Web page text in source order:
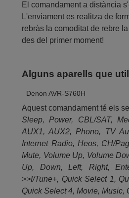
El comandament a distància
L'enviament es realitza de
rebràs la comoditat de rebre
des del primer moment!
Alguns aparells que
Denon AVR-S760H
Aquest comandament té els
Sleep, Power, CBL/SAT,
AUX1, AUX2, Phono, TV
Internet Radio, Heos, CH/
Mute, Volume Up, Volume
Up, Down, Left, Right,
>>I/Tune+, Quick Select 1,
Quick Select 4, Movie, Music,